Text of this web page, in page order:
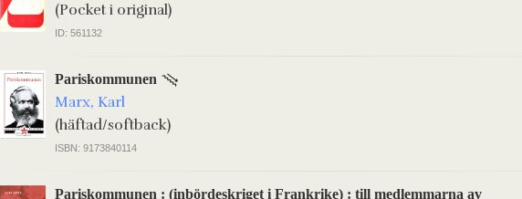
(Pocket i original)
ID: 561132
Pariskommunen
Marx, Karl
(häftad/softback)
ISBN: 9173840114
Pariskommunen : (inbördeskriget i Frankrike) : till medlemmarna av